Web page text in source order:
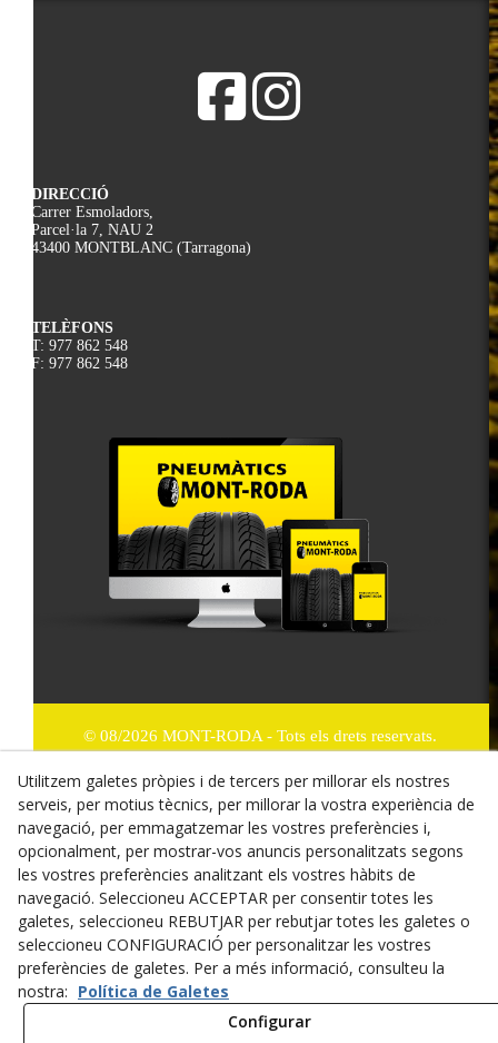
DIRECCIÓ
Carrer Esmoladors,
Parcel·la 7, NAU 2
43400 MONTBLANC (Tarragona)
TELÈFONS
T: 977 862 548
F: 977 862 548
© 08/2026 MONT-RODA - Tots els drets reservats.
Política de Privacitat
Termes i condicions de compra
Dret de desistiment
Cookies
Mapa Web
Utilitzem galetes pròpies i de tercers per millorar els nostres
serveis, per motius tècnics, per millorar la vostra experiència de
navegació, per emmagatzemar les vostres preferències i,
opcionalment, per mostrar-vos anuncis personalitzats segons
les vostres preferències analitzant els vostres hàbits de
navegació. Seleccioneu ACCEPTAR per consentir totes les
galetes, seleccioneu REBUTJAR per rebutjar totes les galetes o
seleccioneu CONFIGURACIÓ per personalitzar les vostres
preferències de galetes. Per a més informació, consulteu la
nostra: Política de Galetes
Configurar